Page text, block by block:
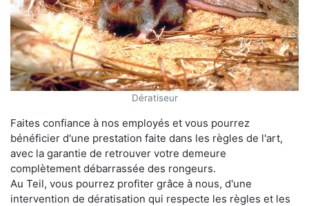
Dératiseur
Faites confiance à nos employés et vous pourrez
bénéficier d'une prestation faite dans les règles de l'art,
avec la garantie de retrouver votre demeure
complètement débarrassée des rongeurs.
Au Teil, vous pourrez profiter grâce à nous, d'une
intervention de dératisation qui respecte les règles et les